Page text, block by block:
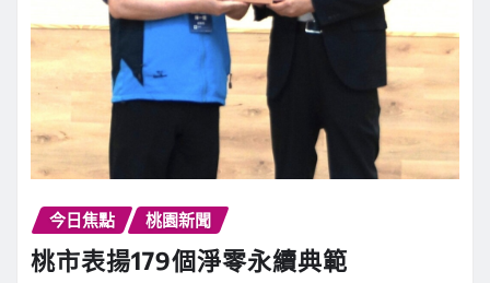
今日焦點 桃園新聞
桃市表揚179個淨零永續典範